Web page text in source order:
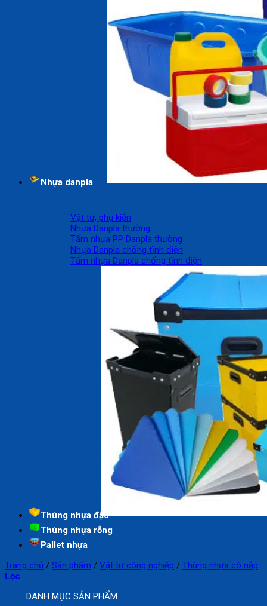
Nhựa danpla
Vật tư, phụ kiện
Nhựa Danpla thường
Tấm nhựa PP Danpla thường
Nhựa Danpla chống tĩnh điện
Tấm nhựa Danpla chống tĩnh điện
Thùng nhựa đặc
Thùng nhựa rỗng
Pallet nhựa
Trang chủ / Sản phẩm / Vật tư công nghiệp / Thùng nhựa có nắp
Lọc
DANH MỤC SẢN PHẨM